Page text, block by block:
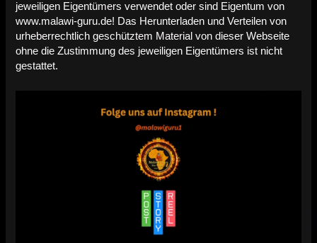
jeweiligen Eigentümers verwendet oder sind Eigentum von
www.malawi-guru.de! Das Herunterladen und Verteilen von
urheberrechtlich geschütztem Material von dieser Webseite
ohne die Zustimmung des jeweiligen Eigentümers ist nicht
gestattet.